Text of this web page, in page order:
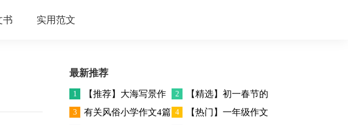
书 实用范文
最新推荐
1
【推荐】大海写景作
文300字4篇
2
【精选】初一春节的
作文四篇
3 有关风俗小学作文4篇 4
【热门】一年级作文